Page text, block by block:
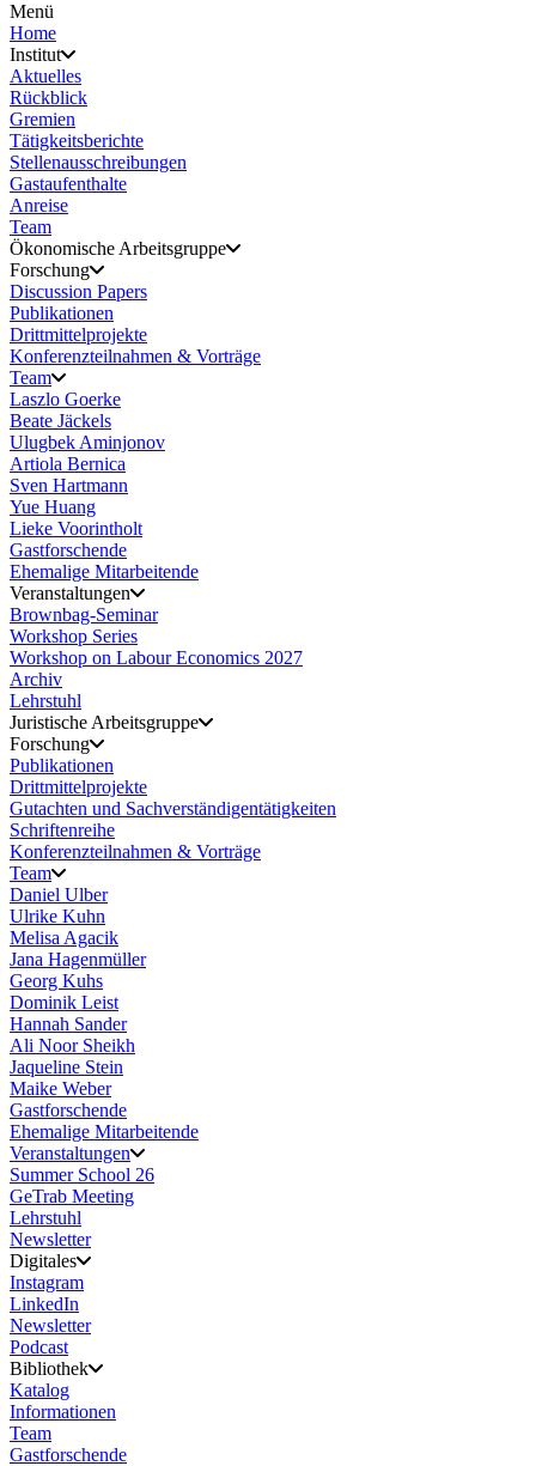
Menü
Home
Institut
Aktuelles
Rückblick
Gremien
Tätigkeitsberichte
Stellenausschreibungen
Gastaufenthalte
Anreise
Team
Ökonomische Arbeitsgruppe
Forschung
Discussion Papers
Publikationen
Drittmittelprojekte
Konferenzteilnahmen & Vorträge
Team
Laszlo Goerke
Beate Jäckels
Ulugbek Aminjonov
Artiola Bernica
Sven Hartmann
Yue Huang
Lieke Voorintholt
Gastforschende
Ehemalige Mitarbeitende
Veranstaltungen
Brownbag-Seminar
Workshop Series
Workshop on Labour Economics 2027
Archiv
Lehrstuhl
Juristische Arbeitsgruppe
Forschung
Publikationen
Drittmittelprojekte
Gutachten und Sachverständigentätigkeiten
Schriftenreihe
Konferenzteilnahmen & Vorträge
Team
Daniel Ulber
Ulrike Kuhn
Melisa Agacik
Jana Hagenmüller
Georg Kuhs
Dominik Leist
Hannah Sander
Ali Noor Sheikh
Jaqueline Stein
Maike Weber
Gastforschende
Ehemalige Mitarbeitende
Veranstaltungen
Summer School 26
GeTrab Meeting
Lehrstuhl
Newsletter
Digitales
Instagram
LinkedIn
Newsletter
Podcast
Bibliothek
Katalog
Informationen
Team
Gastforschende